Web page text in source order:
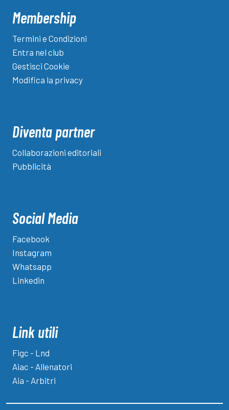
Membership
Termini e Condizioni
Entra nel club
Gestisci Cookie
Modifica la privacy
Diventa partner
Collaborazioni editoriali
Pubblicità
Social Media
Facebook
Instagram
Whatsapp
Linkedin
Link utili
Figc - Lnd
Aiac - Allenatori
Aia - Arbitri